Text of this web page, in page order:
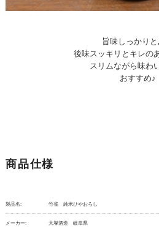
旨味しっかりと
後味スッキリとキレの
スリムながら味わ
おすすめ♪
商品仕様
製品名: 竹雀 純米ひやおろし
メーカー: 大塚酒造 岐阜県